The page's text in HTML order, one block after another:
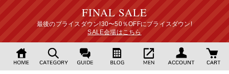
FINAL SALE
最後のプライスダウン!30〜50％OFFにプライスダウン!
SALE会場はこちら